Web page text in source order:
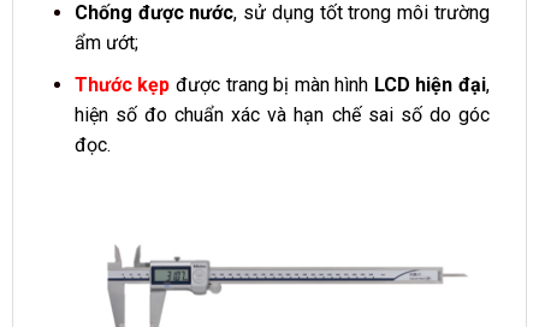
Chống được nước, sử dụng tốt trong môi trường
ẩm ướt;
Thước kẹp được trang bị màn hình LCD hiện đại,
hiện số đo chuẩn xác và hạn chế sai số do góc
đọc.